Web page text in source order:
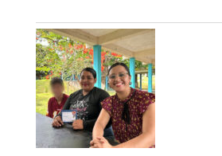
oficiales
desmienten
el
discurso
punitivo:
la
justicia